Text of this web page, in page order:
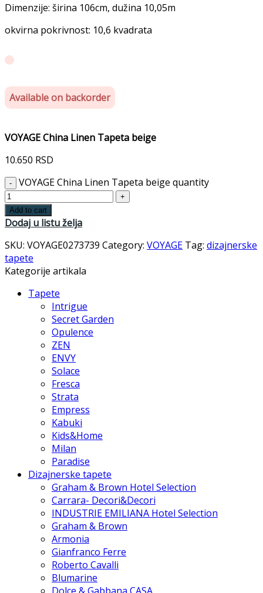
Dimenzije: širina 106cm, dužina 10,05m
okvirna pokrivnost: 10,6 kvadrata
Available on backorder
VOYAGE China Linen Tapeta beige
10.650 RSD
VOYAGE China Linen Tapeta beige quantity
Add to cart
Dodaj u listu želja
SKU: VOYAGE0273739 Category: VOYAGE Tag: dizajnerske
tapete
Kategorije artikala
Tapete
Intrigue
Secret Garden
Opulence
ZEN
ENVY
Solace
Fresca
Strata
Empress
Kabuki
Kids&Home
Milan
Paradise
Dizajnerske tapete
Graham & Brown Hotel Selection
Carrara- Decori&Decori
INDUSTRIE EMILIANA Hotel Selection
Graham & Brown
Armonia
Gianfranco Ferre
Roberto Cavalli
Blumarine